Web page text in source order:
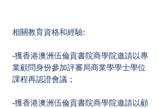
相關教育資格和經驗:
-獲香港澳洲伍倫貢書院商學院邀請以專
業顧問身份參加評審局商業學學士學位
課程再認證會議；
-獲香港澳洲伍倫貢書院商學院邀請以顧